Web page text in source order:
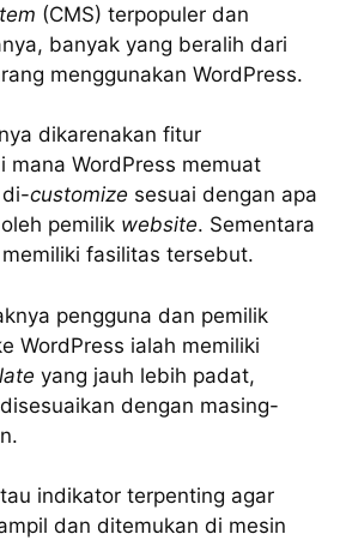
(CMS) terpopuler dan
banyak yang beralih dari
menggunakan WordPress.
dikarenakan fitur
mana WordPress memuat
customize sesuai dengan apa
pemilik website. Sementara
fasilitas tersebut.
pengguna dan pemilik
WordPress ialah memiliki
yang jauh lebih padat,
dengan masing-
indikator terpenting agar
dan ditemukan di mesin